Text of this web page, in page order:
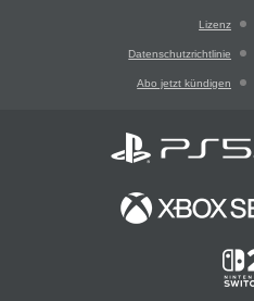
Lizenz
Datenschutzrichtlinie
Abo jetzt kündigen